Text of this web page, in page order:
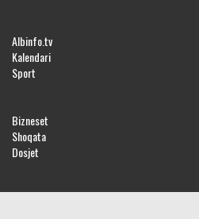
Albinfo.tv
Kalendari
Sport
Bizneset
Shoqata
Dosjet